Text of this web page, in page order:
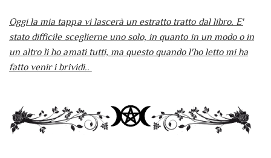
insieme a Julian, suo migliore amico
eparabatai, ha tutte le intenzioni di
giocarla fino in fondo. Non solo la ragazza
potrebbe finalmente vendicarsi, ma per
costretto a unirsi al Popolo Fatato. Inizia
così una corsa contro il tempo,
Oggi la mia tappa vi lascerà un estratto tratto dal libro. E'
stato difficile sceglierne uno solo, in quanto in un modo o in
un altro li ho amati tutti, ma questo quando l'ho letto mi ha
fatto venir i brividi..